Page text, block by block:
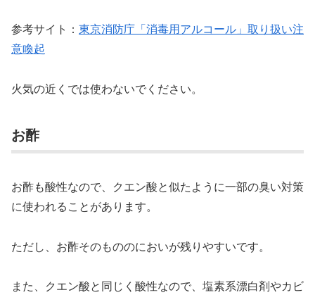
参考サイト： 東京消防庁「消毒用アルコール」取り扱い注
意喚起
火気の近くでは使わないでください。
お酢
お酢も酸性なので、クエン酸と似たように一部の臭い対策
に使われることがあります。
ただし、お酢そのもののにおいが残りやすいです。
また、クエン酸と同じく酸性なので、塩素系漂白剤やカビ